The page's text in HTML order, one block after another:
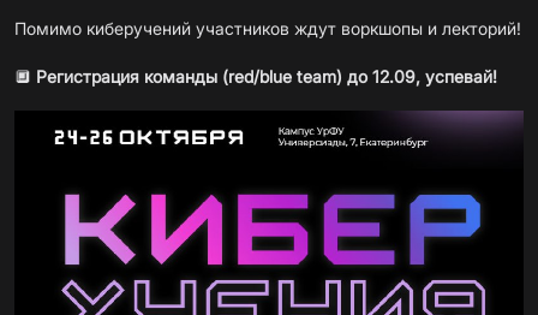
Помимо киберучений участников ждут воркшопы и лекторий!
🔲 Регистрация команды (red/blue team) до 12.09, успевай!